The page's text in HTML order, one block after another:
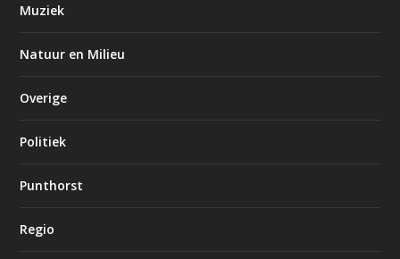
Muziek
Natuur en Milieu
Overige
Politiek
Punthorst
Regio